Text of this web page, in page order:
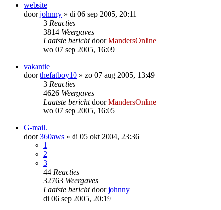
website
doorjohnny » di 06 sep 2005, 20:11
3 Reacties
3814 Weergaves
Laatste berichtdoorMandersOnline
wo 07 sep 2005, 16:09
vakantie
doorthefatboy10 » zo 07 aug 2005, 13:49
3 Reacties
4626 Weergaves
Laatste berichtdoorMandersOnline
wo 07 sep 2005, 16:05
G-mail.
door360aws » di 05 okt 2004, 23:36
1
2
3
44 Reacties
32763 Weergaves
Laatste berichtdoorjohnny
di 06 sep 2005, 20:19